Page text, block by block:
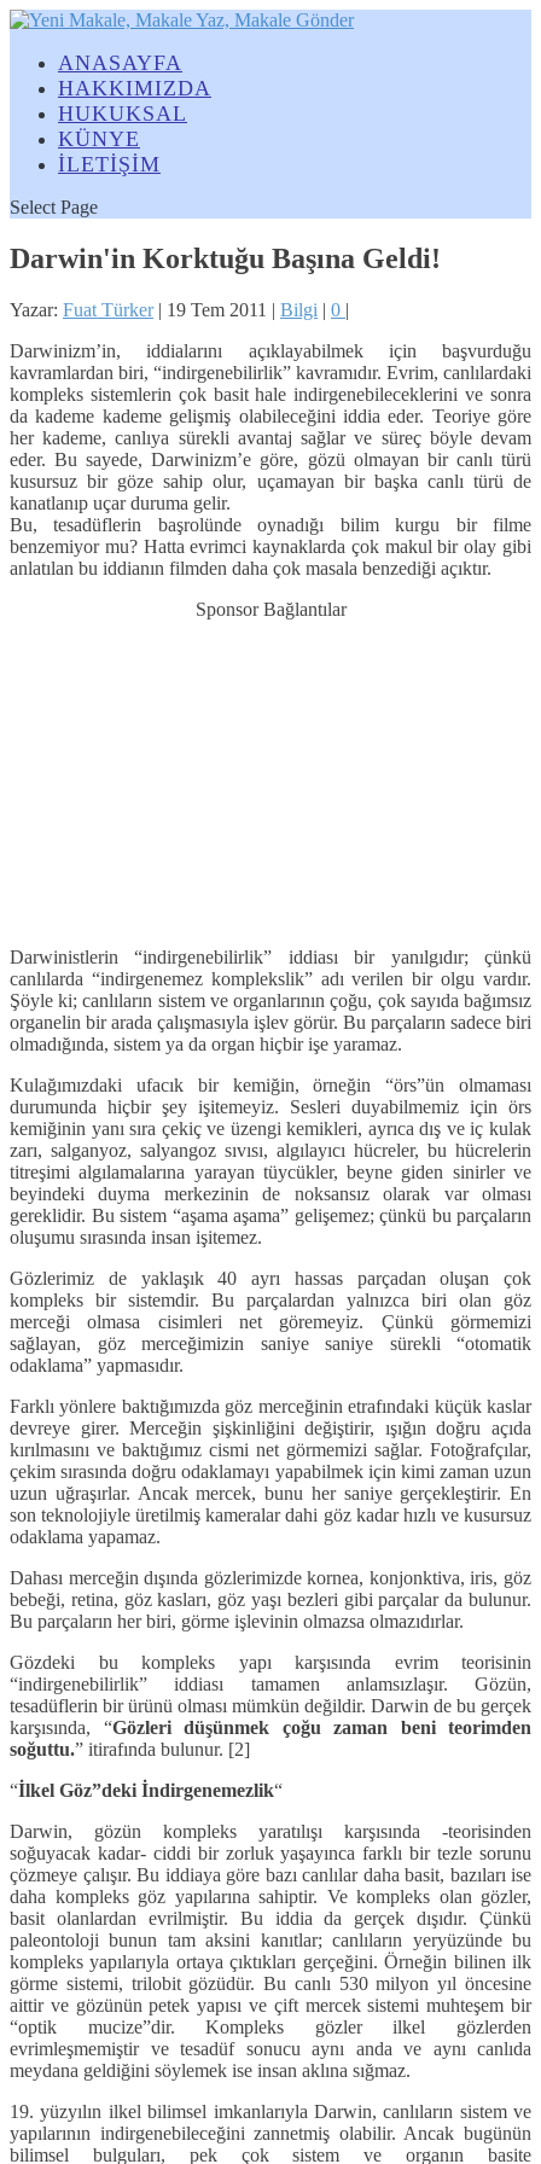
ANASAYFA
HAKKIMIZDA
HUKUKSAL
KÜNYE
İLETİŞİM
Select Page
Darwin'in Korktuğu Başına Geldi!
Yazar: Fuat Türker| 19 Tem 2011 | Bilgi | 0 |
Darwinizm’in, iddialarını açıklayabilmek için başvurduğu
kavramlardan biri, “indirgenebilirlik” kavramıdır. Evrim, canlılardaki
kompleks sistemlerin çok basit hale indirgenebileceklerini ve sonra
da kademe kademe gelişmiş olabileceğini iddia eder. Teoriye göre
her kademe, canlıya sürekli avantaj sağlar ve süreç böyle devam
eder. Bu sayede, Darwinizm’e göre, gözü olmayan bir canlı türü
kusursuz bir göze sahip olur, uçamayan bir başka canlı türü de
kanatlanıp uçar duruma gelir.
Bu, tesadüflerin başrolünde oynadığı bilim kurgu bir filme
benzemiyor mu? Hatta evrimci kaynaklarda çok makul bir olay gibi
anlatılan bu iddianın filmden daha çok masala benzediği açıktır.
Sponsor Bağlantılar
Darwinistlerin “indirgenebilirlik” iddiası bir yanılgıdır; çünkü
canlılarda “indirgenemez komplekslik” adı verilen bir olgu vardır.
Şöyle ki; canlıların sistem ve organlarının çoğu, çok sayıda bağımsız
organelin bir arada çalışmasıyla işlev görür. Bu parçaların sadece biri
olmadığında, sistem ya da organ hiçbir işe yaramaz.
Kulağımızdaki ufacık bir kemiğin, örneğin “örs”ün olmaması
durumunda hiçbir şey işitemeyiz. Sesleri duyabilmemiz için örs
kemiğinin yanı sıra çekiç ve üzengi kemikleri, ayrıca dış ve iç kulak
zarı, salganyoz, salyangoz sıvısı, algılayıcı hücreler, bu hücrelerin
titreşimi algılamalarına yarayan tüycükler, beyne giden sinirler ve
beyindeki duyma merkezinin de noksansız olarak var olması
gereklidir. Bu sistem “aşama aşama” gelişemez; çünkü bu parçaların
oluşumu sırasında insan işitemez.
Gözlerimiz de yaklaşık 40 ayrı hassas parçadan oluşan çok
kompleks bir sistemdir. Bu parçalardan yalnızca biri olan göz
merceği olmasa cisimleri net göremeyiz. Çünkü görmemizi
sağlayan, göz merceğimizin saniye saniye sürekli “otomatik
odaklama” yapmasıdır.
Farklı yönlere baktığımızda göz merceğinin etrafındaki küçük kaslar
devreye girer. Merceğin şişkinliğini değiştirir, ışığın doğru açıda
kırılmasını ve baktığımız cismi net görmemizi sağlar. Fotoğrafçılar,
çekim sırasında doğru odaklamayı yapabilmek için kimi zaman uzun
uzun uğraşırlar. Ancak mercek, bunu her saniye gerçekleştirir. En
son teknolojiyle üretilmiş kameralar dahi göz kadar hızlı ve kusursuz
odaklama yapamaz.
Dahası merceğin dışında gözlerimizde kornea, konjonktiva, iris, göz
bebeği, retina, göz kasları, göz yaşı bezleri gibi parçalar da bulunur.
Bu parçaların her biri, görme işlevinin olmazsa olmazıdırlar.
Gözdeki bu kompleks yapı karşısında evrim teorisinin
“indirgenebilirlik” iddiası tamamen anlamsızlaşır. Gözün,
tesadüflerin bir ürünü olması mümkün değildir. Darwin de bu gerçek
karşısında, “Gözleri düşünmek çoğu zaman beni teorimden
soğuttu.” itirafında bulunur. [2]
“İlkel Göz”deki İndirgenemezlik“
Darwin, gözün kompleks yaratılışı karşısında -teorisinden
soğuyacak kadar- ciddi bir zorluk yaşayınca farklı bir tezle sorunu
çözmeye çalışır. Bu iddiaya göre bazı canlılar daha basit, bazıları ise
daha kompleks göz yapılarına sahiptir. Ve kompleks olan gözler,
basit olanlardan evrilmiştir. Bu iddia da gerçek dışıdır. Çünkü
paleontoloji bunun tam aksini kanıtlar; canlıların yeryüzünde bu
kompleks yapılarıyla ortaya çıktıkları gerçeğini. Örneğin bilinen ilk
görme sistemi, trilobit gözüdür. Bu canlı 530 milyon yıl öncesine
aittir ve gözünün petek yapısı ve çift mercek sistemi muhteşem bir
“optik mucize”dir. Kompleks gözler ilkel gözlerden
evrimleşmemiştir ve tesadüf sonucu aynı anda ve aynı canlıda
meydana geldiğini söylemek ise insan aklına sığmaz.
19. yüzyılın ilkel bilimsel imkanlarıyla Darwin, canlıların sistem ve
yapılarının indirgenebileceğini zannetmiş olabilir. Ancak bugünün
bilimsel bulguları, pek çok sistem ve organın basite